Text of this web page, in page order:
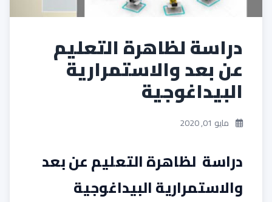
دراسة لظاهرة التعليم
عن بعد والاستمرارية
البيداغوجية
مايو 01, 2020
دراسة لظاهرة التعليم عن بعد
والاستمرارية البيداغوجية